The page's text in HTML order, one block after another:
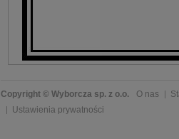
Copyright © Wyborcza sp. z o.o. O nas
Ustawienia prywatności